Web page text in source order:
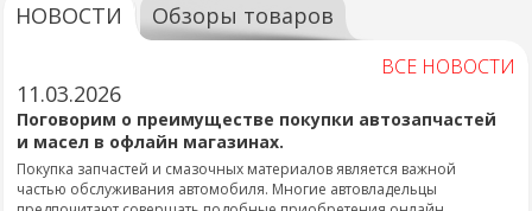
НОВОСТИ Обзоры товаров
ВСЕ НОВОСТИ
11.03.2026
Поговорим о преимуществе покупки автозапчастей
и масел в офлайн магазинах.
Покупка запчастей и смазочных материалов является важной
частью обслуживания автомобиля. Многие автовладельцы